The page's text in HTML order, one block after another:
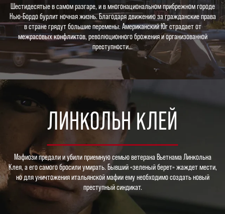
Шестидесятые в самом разгаре, и в многонациональном прибрежном городе
Нью-Бордо бурлит ночная жизнь. Благодаря движению за гражданские права
в стране грядут большие перемены. Американский Юг страдает от
межрасовых конфликтов, революционного брожения и организованной
преступности…
ЛИНКОЛЬН КЛЕЙ
Мафиози предали и убили приемную семью ветерана Вьетнама Линкольна
Клея, а его самого бросили умирать. Бывший «зеленый берет» жаждет мести,
но для уничтожения итальянской мафии ему необходимо создать новый
преступный синдикат.